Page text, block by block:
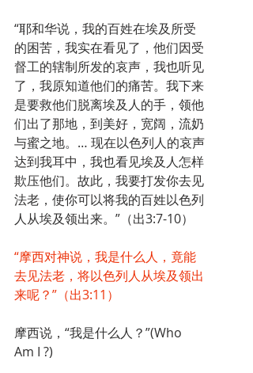
“耶和华说，我的百姓在埃及所受
的困苦，我实在看见了，他们因受
督工的辖制所发的哀声，我也听见
了，我原知道他们的痛苦。我下来
是要救他们脱离埃及人的手，领他
们出了那地，到美好，宽阔，流奶
与蜜之地。… 现在以色列人的哀声
达到我耳中，我也看见埃及人怎样
欺压他们。故此，我要打发你去见
法老，使你可以将我的百姓以色列
人从埃及领出来。”（出3:7-10）
“摩西对神说，我是什么人，竟能
去见法老，将以色列人从埃及领出
来呢？”（出3:11）
摩西说，“我是什么人？”(Who
Am I ?)